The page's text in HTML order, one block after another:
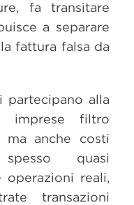
fa transitare
a separare
fattura falsa da
partecipano alla
imprese filtro
ma anche costi
quasi
operazioni reali,
transazioni